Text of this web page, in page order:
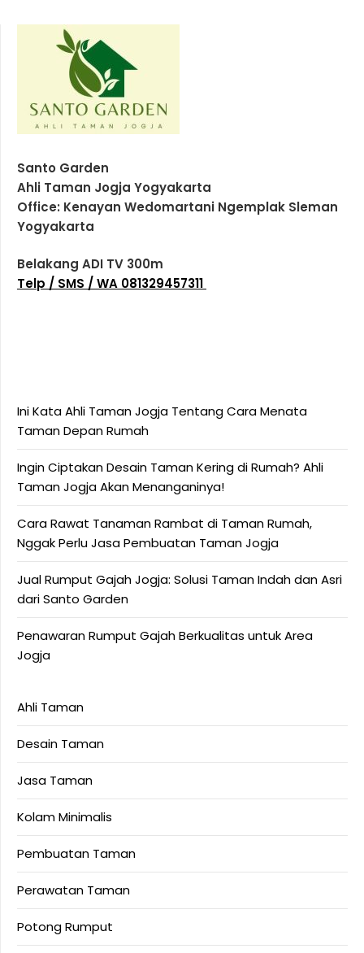
Santo Garden
Ahli Taman Jogja Yogyakarta
Office: Kenayan Wedomartani Ngemplak Sleman
Yogyakarta
Belakang ADI TV 300m
Telp / SMS / WA 081329457311
Ini Kata Ahli Taman Jogja Tentang Cara Menata
Taman Depan Rumah
Ingin Ciptakan Desain Taman Kering di Rumah? Ahli
Taman Jogja Akan Menanganinya!
Cara Rawat Tanaman Rambat di Taman Rumah,
Nggak Perlu Jasa Pembuatan Taman Jogja
Jual Rumput Gajah Jogja: Solusi Taman Indah dan Asri
dari Santo Garden
Penawaran Rumput Gajah Berkualitas untuk Area
Jogja
Ahli Taman
Desain Taman
Jasa Taman
Kolam Minimalis
Pembuatan Taman
Perawatan Taman
Potong Rumput